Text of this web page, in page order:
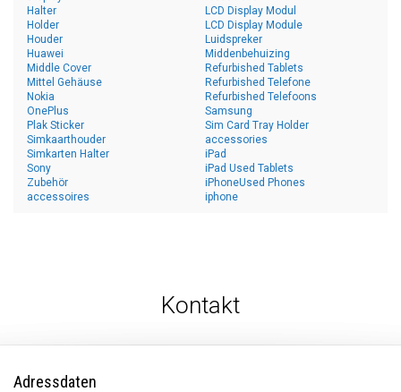
Halter
Holder
Houder
Huawei
LCD Display Modul
LCD Display Module
Luidspreker
Middenbehuizing
Middle Cover
Mittel Gehäuse
Nokia
OnePlus
Plak Sticker
Refurbished Tablets
Refurbished Telefone
Refurbished Telefoons
Samsung
Sim Card Tray Holder
Simkaarthouder
Simkarten Halter
Sony
Zubehör
accessoires
accessories
iPad
iPad Used Tablets
iPhoneUsed Phones
iphone
Kontakt
Adressdaten